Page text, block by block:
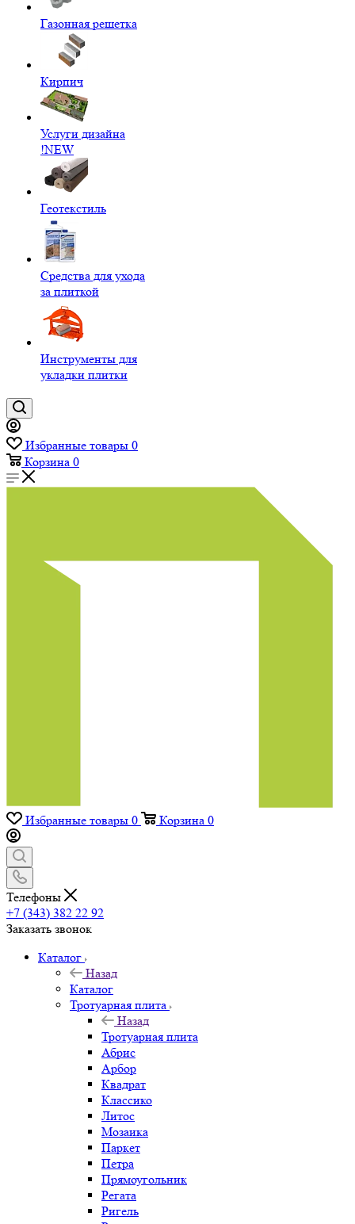
Газонная решетка
Кирпич
Услуги дизайна
!NEW
Геотекстиль
Средства для ухода
за плиткой
Инструменты для
укладки плитки
Избранные товары 0
Корзина 0
Избранные товары 0 Корзина 0
Телефоны
+7 (343) 382 22 92
Заказать звонок
Каталог
Назад
Каталог
Тротуарная плита
Назад
Тротуарная плита
Абрис
Арбор
Квадрат
Классико
Литос
Мозаика
Паркет
Петра
Прямоугольник
Регата
Ригель